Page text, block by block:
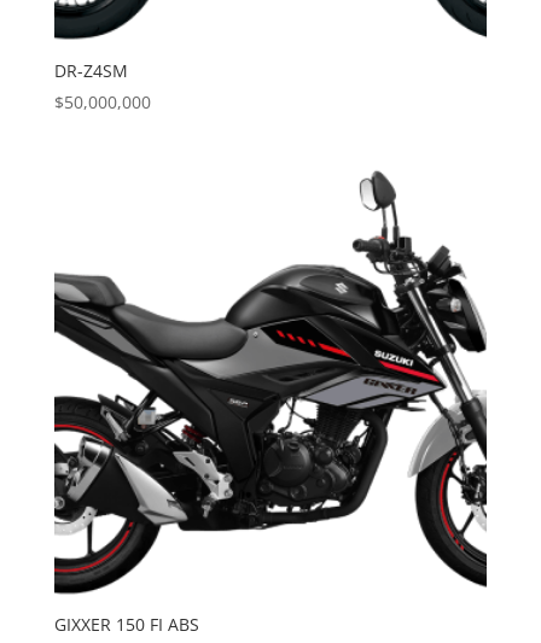
DR-Z4SM
$50,000,000
GIXXER 150 FI ABS